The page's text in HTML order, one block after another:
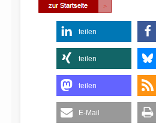
teilen
teilen
teilen
E-Mail